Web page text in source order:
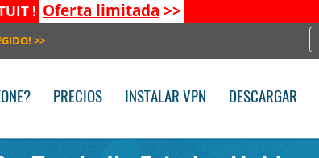
! Oferta limitada >>
>>
PRECIOS INSTALAR VPN DESCARGAR